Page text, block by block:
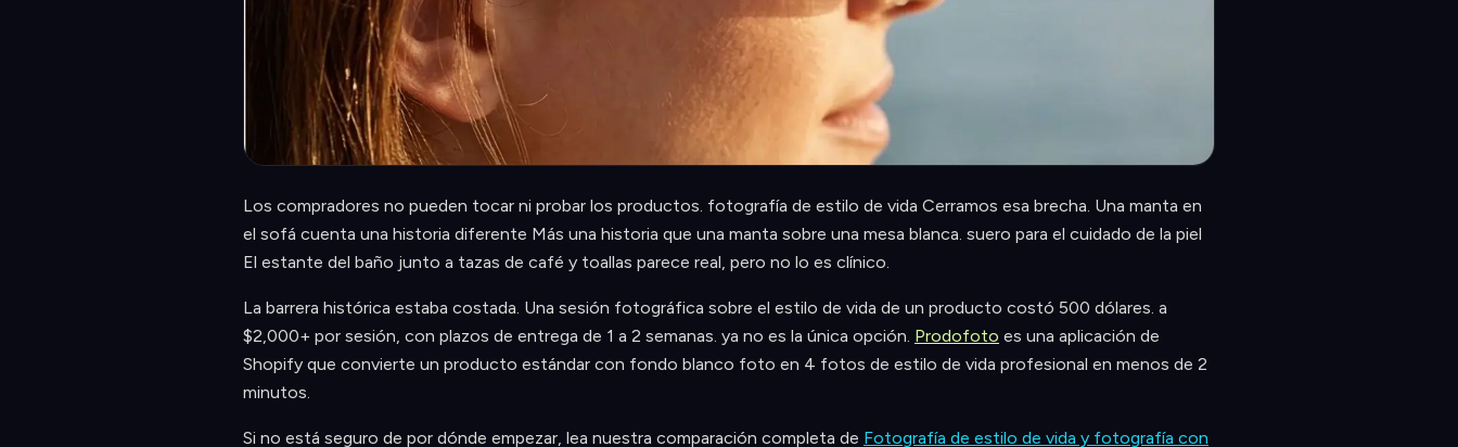
Los compradores no pueden tocar ni probar los productos. fotografía de estilo de vida Cerramos esa brecha. Una manta en
el sofá cuenta una historia diferente Más una historia que una manta sobre una mesa blanca. suero para el cuidado de la piel
El estante del baño junto a tazas de café y toallas parece real, pero no lo es clínico.
La barrera histórica estaba costada. Una sesión fotográfica sobre el estilo de vida de un producto costó 500 dólares. a
$2,000+ por sesión, con plazos de entrega de 1 a 2 semanas. ya no es la única opción. Prodofoto es una aplicación de
Shopify que convierte un producto estándar con fondo blanco foto en 4 fotos de estilo de vida profesional en menos de 2
minutos.
Si no está seguro de por dónde empezar, lea nuestra comparación completa de Fotografía de estilo de vida y fotografía con